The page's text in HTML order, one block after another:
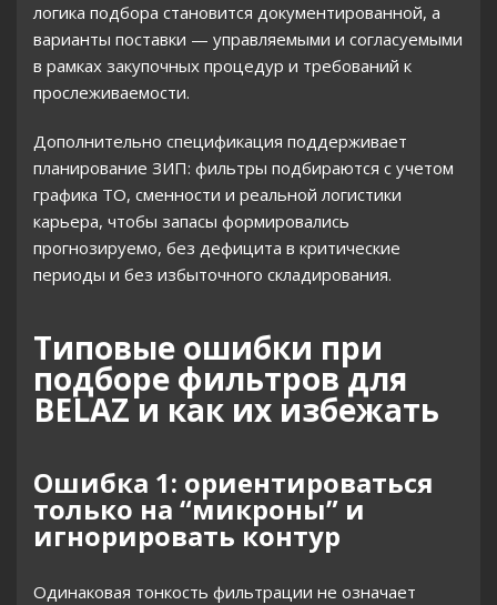
логика подбора становится документированной, а
варианты поставки — управляемыми и согласуемыми
в рамках закупочных процедур и требований к
прослеживаемости.
Дополнительно спецификация поддерживает
планирование ЗИП: фильтры подбираются с учетом
графика ТО, сменности и реальной логистики
карьера, чтобы запасы формировались
прогнозируемо, без дефицита в критические
периоды и без избыточного складирования.
Типовые ошибки при
подборе фильтров для
BELAZ и как их избежать
Ошибка 1: ориентироваться
только на “микроны” и
игнорировать контур
Одинаковая тонкость фильтрации не означает